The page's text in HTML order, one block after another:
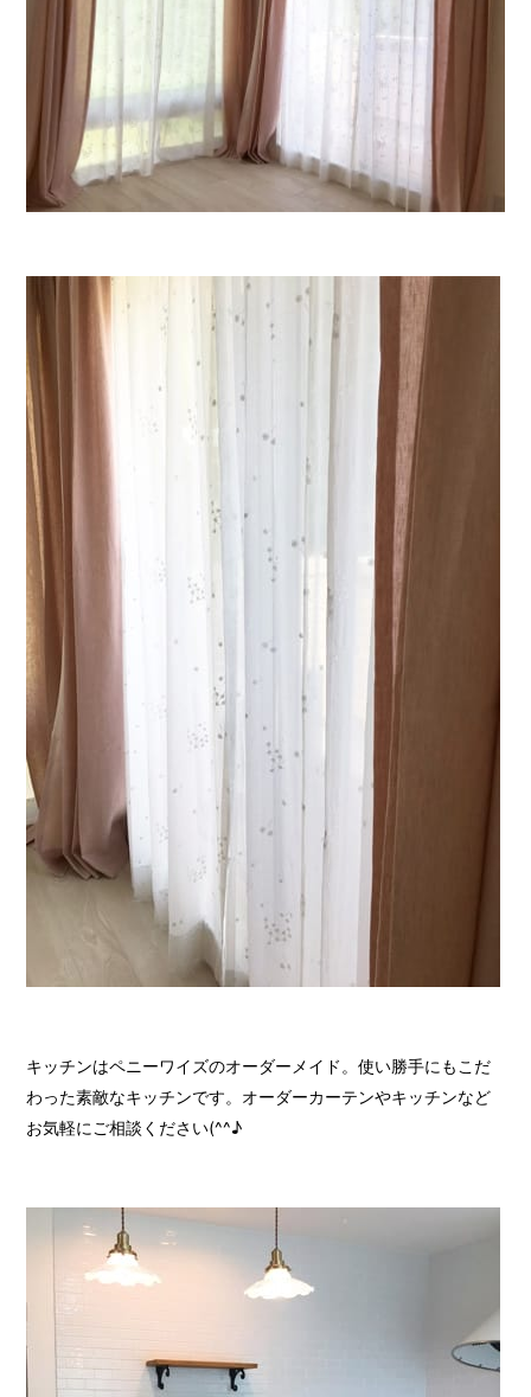
キッチンはペニーワイズのオーダーメイド。使い勝手にもこだ
わった素敵なキッチンです。オーダーカーテンやキッチンなど
お気軽にご相談ください(^^♪